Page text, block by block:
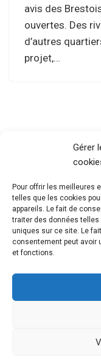
Gérer
Pour offrir les meilleures
telles que les cookies
appareils. Le fait de
traiter des données telles
uniques sur ce site. Le
consentement peut avoir
et fonctions.
avis des
ouvertes. Des
d’autres
projet,…